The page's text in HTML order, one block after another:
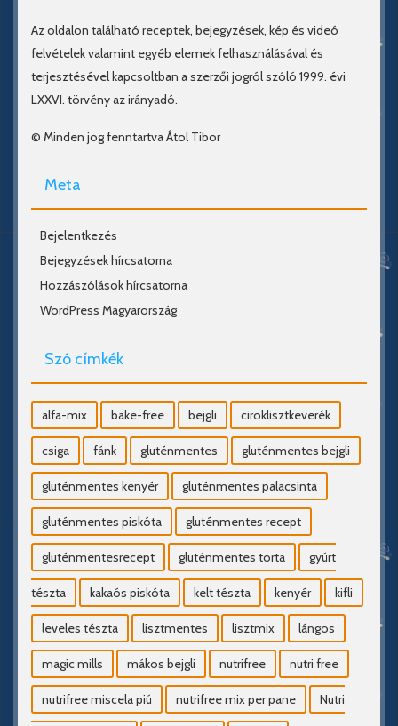
Az oldalon található receptek, bejegyzések, kép és videó
felvételek valamint egyéb elemek felhasználásával és
terjesztésével kapcsoltban a szerzői jogról szóló 1999. évi
LXXVI. törvény az irányadó.
© Minden jog fenntartva Átol Tibor
Meta
Bejelentkezés
Bejegyzések hírcsatorna
Hozzászólások hírcsatorna
WordPress Magyarország
Szó címkék
alfa-mix bake-free bejgli ciroklisztkeverék
csiga fánk gluténmentes gluténmentes bejgli
gluténmentes kenyér gluténmentes palacsinta
gluténmentes piskóta gluténmentes recept
gluténmentesrecept gluténmentes torta gyúrt
tészta kakaós piskóta kelt tészta kenyér kifli
leveles tészta lisztmentes lisztmix lángos
magic mills mákos bejgli nutrifree nutri free
nutrifree miscela piú nutrifree mix per pane Nutri